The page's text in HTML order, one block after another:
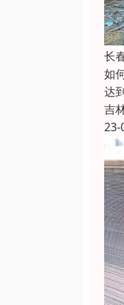
长
如
达
吉
23-